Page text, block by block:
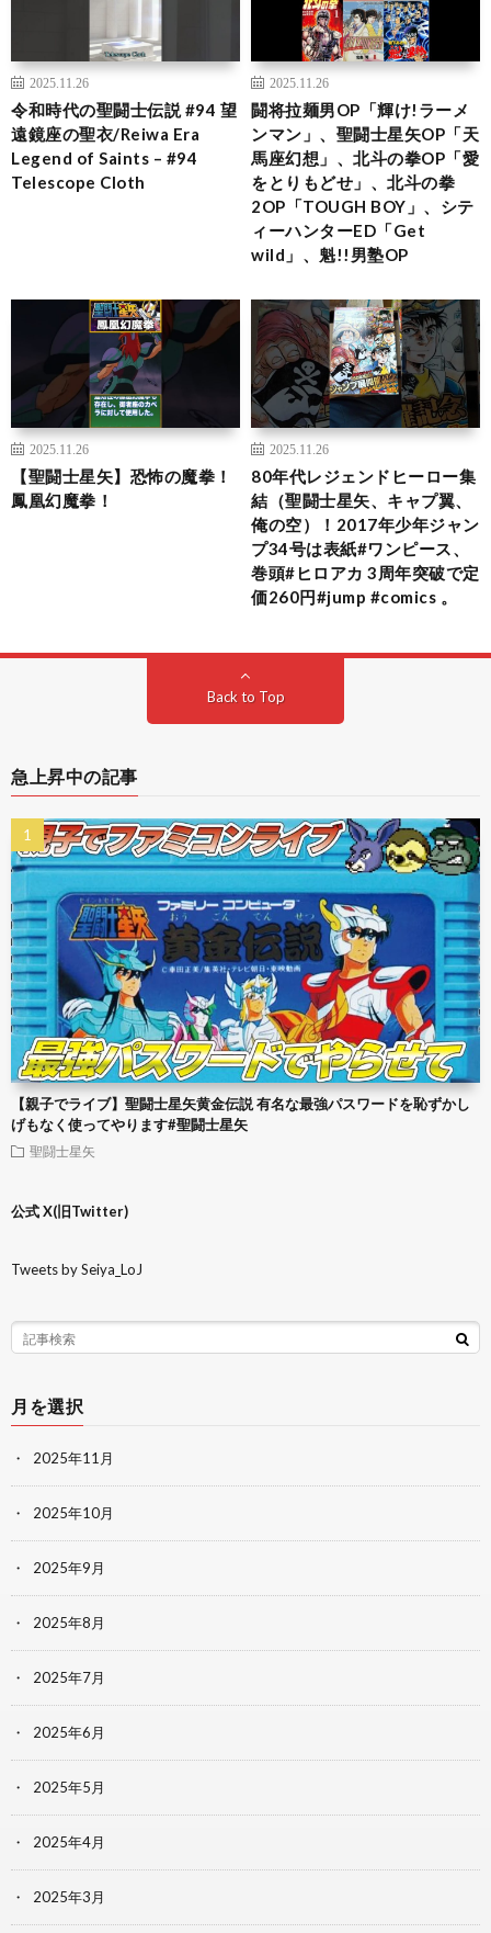
2025.11.26
令和時代の聖闘士伝説 #94 望
遠鏡座の聖衣/Reiwa Era
Legend of Saints – #94
Telescope Cloth
2025.11.26
闘将拉麺男OP「輝け!ラーメ
ンマン」、聖闘士星矢OP「天
馬座幻想」、北斗の拳OP「愛
をとりもどせ」、北斗の拳
2OP「TOUGH BOY」、シテ
ィーハンターED「Get
wild」、魁!!男塾OP
2025.11.26
【聖闘士星矢】恐怖の魔拳！
鳳凰幻魔拳！
2025.11.26
80年代レジェンドヒーロー集
結（聖闘士星矢、キャプ翼、
俺の空）！2017年少年ジャン
プ34号は表紙#ワンピース、
巻頭#ヒロアカ 3周年突破で定
価260円#jump #comics 。
Back to Top
急上昇中の記事
【親子でライブ】聖闘士星矢黄金伝説 有名な最強パスワードを恥ずかし
げもなく使ってやります#聖闘士星矢
聖闘士星矢
公式 X(旧Twitter)
Tweets by Seiya_LoJ
月を選択
2025年11月
2025年10月
2025年9月
2025年8月
2025年7月
2025年6月
2025年5月
2025年4月
2025年3月